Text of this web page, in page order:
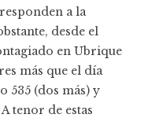
a la
desde el
en Ubrique
más que el día
535 (dos más) y
tenor de estas